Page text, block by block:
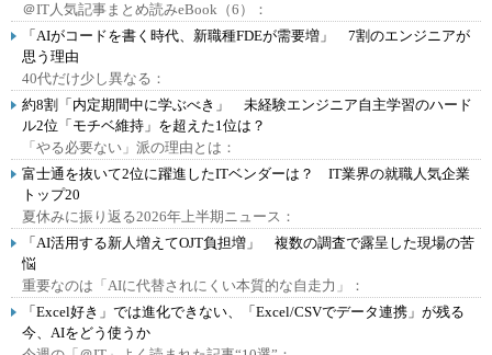
＠IT人気記事まとめ読みeBook（6）：
「AIがコードを書く時代、新職種FDEが需要増」 7割のエンジニアが
思う理由
40代だけ少し異なる：
約8割「内定期間中に学ぶべき」 未経験エンジニア自主学習のハード
ル2位「モチベ維持」を超えた1位は？
「やる必要ない」派の理由とは：
富士通を抜いて2位に躍進したITベンダーは？ IT業界の就職人気企業
トップ20
夏休みに振り返る2026年上半期ニュース：
「AI活用する新人増えてOJT負担増」 複数の調査で露呈した現場の苦
悩
重要なのは「AIに代替されにくい本質的な自走力」：
「Excel好き」では進化できない、「Excel/CSVでデータ連携」が残る
今、AIをどう使うか